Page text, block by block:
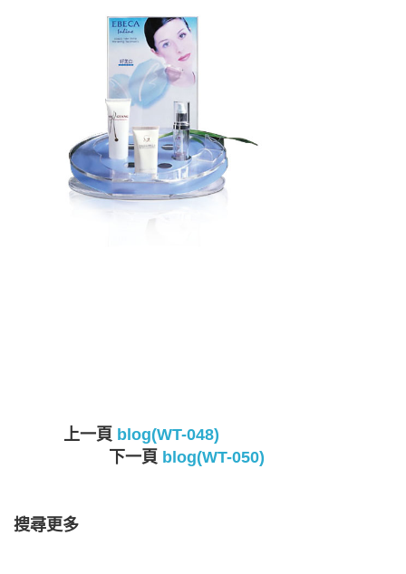
上一頁 blog(WT-048)
下一頁 blog(WT-050)
搜尋更多